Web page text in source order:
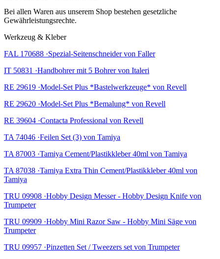
Bei allen Waren aus unserem Shop bestehen gesetzliche
Gewährleistungsrechte.
Werkzeug & Kleber
FAL 170688 ·Spezial-Seitenschneider von Faller
IT 50831 ·Handbohrer mit 5 Bohrer von Italeri
RE 29619 ·Model-Set Plus *Bastelwerkzeuge* von Revell
RE 29620 ·Model-Set Plus *Bemalung* von Revell
RE 39604 ·Contacta Professional von Revell
TA 74046 ·Feilen Set (3) von Tamiya
TA 87003 ·Tamiya Cement/Plastikkleber 40ml von Tamiya
TA 87038 ·Tamiya Extra Thin Cement/Plastikkleber 40ml von
Tamiya
TRU 09908 ·Hobby Design Messer - Hobby Design Knife von
Trumpeter
TRU 09909 ·Hobby Mini Razor Saw - Hobby Mini Säge von
Trumpeter
TRU 09957 ·Pinzetten Set / Tweezers set von Trumpeter